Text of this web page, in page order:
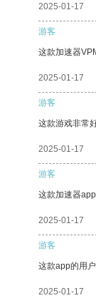
2025-01-17
游客
这款加速器
2025-01-17
游客
这款游戏非常
2025-01-17
游客
这款加速器
2025-01-17
游客
这款app的用
2025-01-17